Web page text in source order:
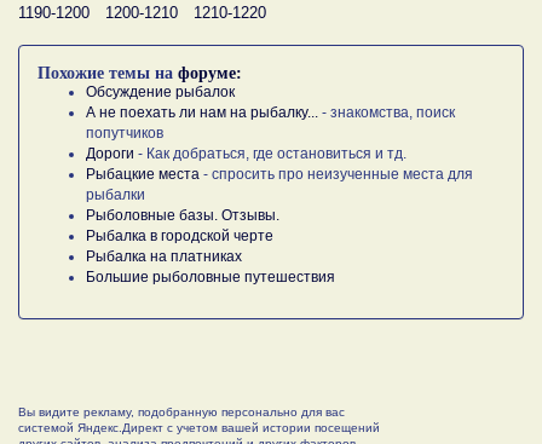
1190-1200
1200-1210 1210-1220
Похожие темы на форуме:
Обсуждение рыбалок
А не поехать ли нам на рыбалку...
- знакомства, поиск
попутчиков
Дороги - Как добраться, где остановиться и тд.
Рыбацкие места - спросить про неизученные места для
рыбалки
Рыболовные базы. Отзывы.
Рыбалка в городской черте
Рыбалка на платниках
Большие рыболовные путешествия
Вы видите рекламу, подобранную персонально для вас
системой Яндекс.Директ с учетом вашей истории посещений